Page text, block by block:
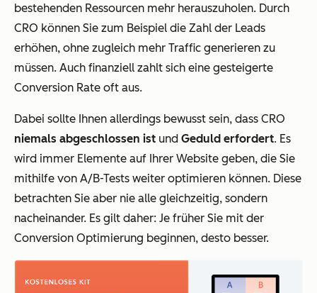
bestehenden Ressourcen mehr herauszuholen. Durch
CRO können Sie zum Beispiel die Zahl der Leads
erhöhen, ohne zugleich mehr Traffic generieren zu
müssen. Auch finanziell zahlt sich eine gesteigerte
Conversion Rate oft aus.
Dabei sollte Ihnen allerdings bewusst sein, dass CRO
niemals abgeschlossen ist und Geduld erfordert. Es
wird immer Elemente auf Ihrer Website geben, die Sie
mithilfe von A/B-Tests weiter optimieren können. Diese
betrachten Sie aber nie alle gleichzeitig, sondern
nacheinander. Es gilt daher: Je früher Sie mit der
Conversion Optimierung beginnen, desto besser.